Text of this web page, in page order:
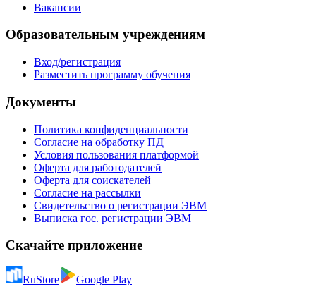
Вакансии
Образовательным учреждениям
Вход/регистрация
Разместить программу обучения
Документы
Политика конфиденциальности
Согласие на обработку ПД
Условия пользования платформой
Оферта для работодателей
Оферта для соискателей
Согласие на рассылки
Свидетельство о регистрации ЭВМ
Выписка гос. регистрации ЭВМ
Скачайте приложение
RuStore Google Play